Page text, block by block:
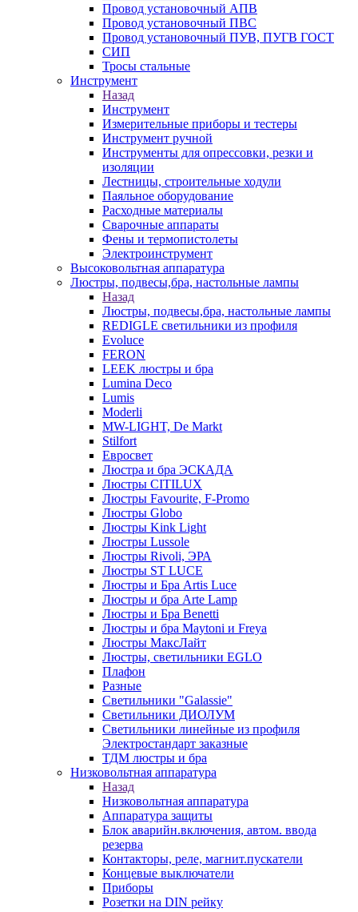
Провод установочный АПВ
Провод установочный ПВС
Провод установочный ПУВ, ПУГВ ГОСТ
СИП
Тросы стальные
Инструмент
Назад
Инструмент
Измерительные приборы и тестеры
Инструмент ручной
Инструменты для опрессовки, резки и
изоляции
Лестницы, строительные ходули
Паяльное оборудование
Расходные материалы
Сварочные аппараты
Фены и термопистолеты
Электроинструмент
Высоковольтная аппаратура
Люстры, подвесы,бра, настольные лампы
Назад
Люстры, подвесы,бра, настольные лампы
REDIGLE светильники из профиля
Evoluce
FERON
LEEK люстры и бра
Lumina Deco
Lumis
Moderli
MW-LIGHT, De Markt
Stilfort
Евросвет
Люстра и бра ЭСКАДА
Люстры CITILUX
Люстры Favourite, F-Promo
Люстры Globo
Люстры Kink Light
Люстры Lussole
Люстры Rivoli, ЭРА
Люстры ST LUCE
Люстры и Бра Artis Luce
Люстры и бра Arte Lamp
Люстры и Бра Benetti
Люстры и бра Maytoni и Freya
Люстры МаксЛайт
Люстры, светильники EGLO
Плафон
Разные
Светильники "Galassie"
Светильники ДИОЛУМ
Светильники линейные из профиля
Электростандарт заказные
ТДМ люстры и бра
Низковольтная аппаратура
Назад
Низковольтная аппаратура
Аппаратура защиты
Блок аварийн.включения, автом. ввода
резерва
Контакторы, реле, магнит.пускатели
Концевые выключатели
Приборы
Розетки на DIN рейку